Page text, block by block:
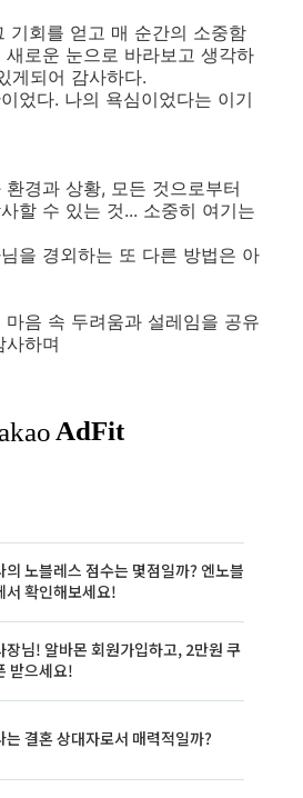
기회를 얻고 매 순간의 소중함
로운 눈으로 바라보고 생각하
게되어 감사하다.
었다. 나의 욕심이었다는 이기
경과 상황, 모든 것으로부터
할 수 있는 것... 소중히 여기는
을 경외하는 또 다른 방법은 아
음 속 두려움과 설레임을 공유
하며